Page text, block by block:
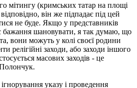
мітингу (кримських татар на площі
він же підпадає під цей
не буде. Якщо у представників
бажання шановувати, я так думаю, що
вони можуть у колі своєї родини
релігійні заходи, або заходи іншого
масових заходів - це
указу і проведення